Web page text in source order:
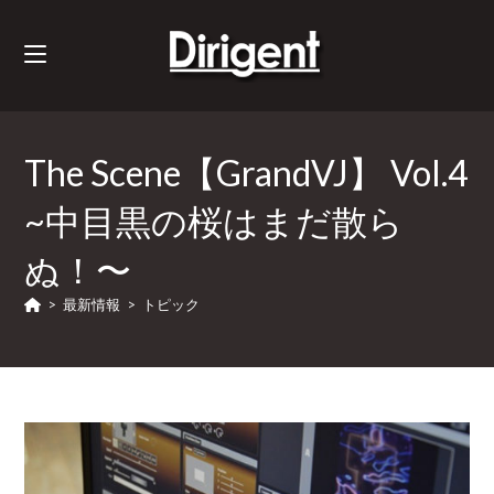
The Scene【GrandVJ】 Vol.4
~中目黒の桜はまだ散ら
ぬ！〜
> 最新情報 > トピック